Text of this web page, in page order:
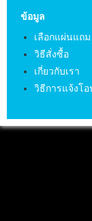
ข้อมูล
เลือกแผ่นแถม
วิธีสั่งซื้อ
เกี่ยวกับเรา
วิธีการแจ้งโอ